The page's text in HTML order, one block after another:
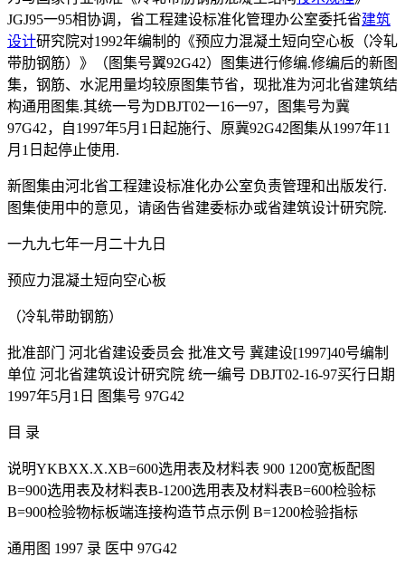
JGJ95一95相协调，省工程建设标准化管理办公室委托省建筑
设计研究院对1992年编制的《预应力混凝土短向空心板（冷轧
带肋钢筋）》（图集号翼92G42）图集进行修编.修编后的新图
集，钢筋、水泥用量均较原图集节省，现批准为河北省建筑结
构通用图集.其统一号为DBJT02一16一97，图集号为冀
97G42，自1997年5月1日起施行、原冀92G42图集从1997年11
月1日起停止使用.
新图集由河北省工程建设标准化办公室负责管理和出版发行.
图集使用中的意见，请函告省建委标办或省建筑设计研究院.
一九九七年一月二十九日
预应力混凝土短向空心板
（冷轧带助钢筋）
批准部门 河北省建设委员会 批准文号 冀建设[1997]40号编制
单位 河北省建筑设计研究院 统一编号 DBJT02-16-97买行日期
1997年5月1日 图集号 97G42
目 录
说明YKBXX.X.XB=600选用表及材料表 900 1200宽板配图
B=900选用表及材料表B-1200选用表及材料表B=600检验标
B=900检验物标板端连接构造节点示例 B=1200检验指标
通用图 1997 录 医中 97G42